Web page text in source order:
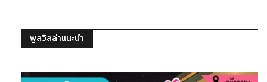
พูลวิลล่าแนะนำ